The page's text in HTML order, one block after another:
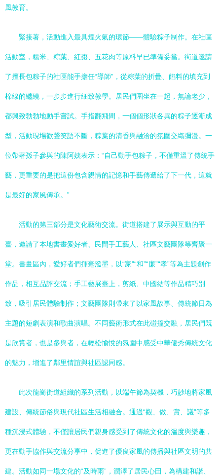
風教育。
緊接著，活動進入最具煙火氣的環節——體驗粽子制作。在社區
活動室，糯米、粽葉、紅棗、五花肉等原料早已準備妥當。街道邀請
了擅長包粽子的社區能手擔任“導師”，從粽葉的折疊、餡料的填充到
棉線的纏繞，一步步進行細致教學。居民們圍坐在一起，無論老少，
都興致勃勃地動手嘗試。手指翻飛間，一個個形狀各異的粽子逐漸成
型，活動現場歡聲笑語不斷，粽葉的清香與融洽的氛圍交織彌漫。一
位帶著孫子參與的陳阿姨表示：“自己動手包粽子，不僅重溫了傳統手
藝，更重要的是把這份包含親情的記憶和手藝傳遞給了下一代，這就
是最好的家風傳承。”
活動的第三部分是文化藝術交流。街道搭建了展示與互動的平
臺，邀請了本地書畫愛好者、民間手工藝人、社區文藝團隊等齊聚一
堂。書畫區內，愛好者們揮毫潑墨，以“家”“和”“廉”“孝”等為主題創作
作品，相互品評交流；手工藝展臺上，剪紙、中國結等作品精巧別
致，吸引居民體驗制作；文藝團隊則帶來了以家風故事、傳統節日為
主題的短劇表演和歌曲演唱。不同藝術形式在此碰撞交融，居民們既
是欣賞者，也是參與者，在輕松愉悅的氛圍中感受中華優秀傳統文化
的魅力，增進了鄰里情誼與社區認同感。
此次龍崗街道組織的系列活動，以端午節為契機，巧妙地將家風
建設、傳統節俗與現代社區生活相融合。通過“觀、做、賞、議”等多
種沉浸式體驗，不僅讓居民們親身感受到了傳統文化的溫度與樂趣，
更在動手協作與交流分享中，促進了優良家風的傳播與社區文明的共
建。活動如同一場文化的“及時雨”，潤澤了居民心田，為構建和諧、